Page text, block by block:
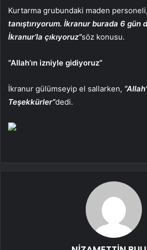
Kurtarma grubundaki maden personeli,
tanıştırıyorum. İkranur burada 6 gün
İkranur’la çıkıyoruz”söz konusu.
“Allah’ın izniyle gidiyoruz”
İkranur gülümseyip el sallarken,
Teşekkürler”dedi.